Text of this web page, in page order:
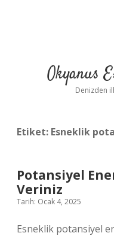
Okyanus
Denizden
Etiket: Esneklik
Potansiyel
Veriniz
Tarih: Ocak 4, 2025
Esneklik potansiyel